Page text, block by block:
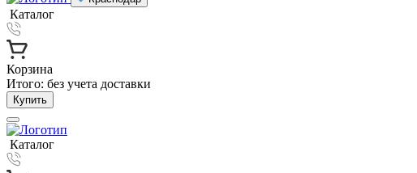
Каталог
Корзина
Итого: без учета доставки
Купить
Каталог